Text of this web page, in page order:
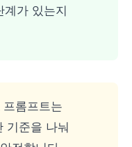
가 있는지
프롬프트는
기준을 나눠